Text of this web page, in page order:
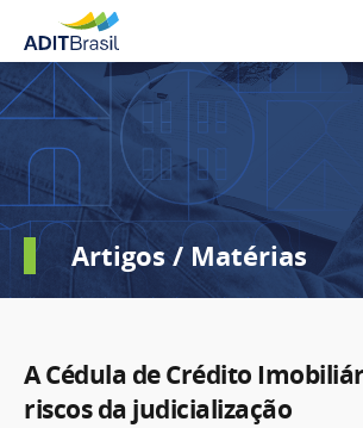
Artigos / Matérias
A Cédula de Crédito
riscos da judicialização